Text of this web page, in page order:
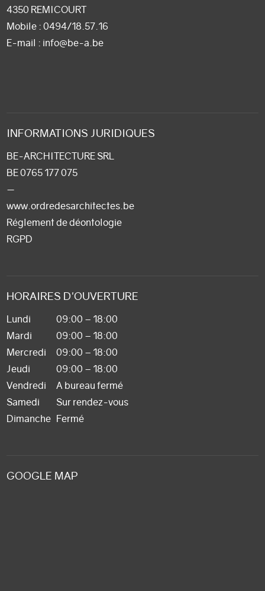
4350 REMICOURT
Mobile : 0494/18.57.16
E-mail : info@be-a.be
INFORMATIONS JURIDIQUES
BE-ARCHITECTURE SRL
BE 0765 177 075
—
www.ordredesarchitectes.be
Réglement de déontologie
RGPD
HORAIRES D'OUVERTURE
Lundi
09:00 – 18:00
Mardi
09:00 – 18:00
Mercredi
09:00 – 18:00
Jeudi
09:00 – 18:00
Vendredi
A bureau fermé
Samedi
Sur rendez-vous
Dimanche Fermé
GOOGLE MAP